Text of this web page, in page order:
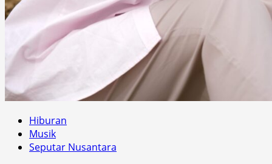
Hiburan
Musik
Seputar Nusantara